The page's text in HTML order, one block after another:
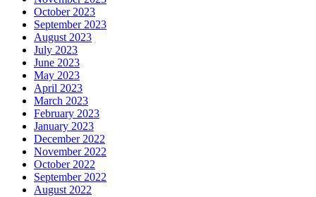
October 2023
September 2023
August 2023
July 2023
June 2023
May 2023
April 2023
March 2023
February 2023
January 2023
December 2022
November 2022
October 2022
September 2022
August 2022